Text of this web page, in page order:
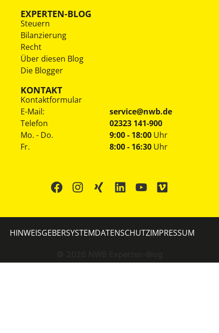
EXPERTEN-BLOG
Steuern
Bilanzierung
Recht
Über diesen Blog
Die Blogger
KONTAKT
Kontaktformular
E-Mail:
service@nwb.de
Telefon
02323 141-900
Mo. - Do.
Fr.
9:00 - 18:00 Uhr
8:00 - 16:30 Uhr
© 2026 NWB Experten-Blog
HINWEISGEBERSYSTEMDATENSCHUTZIMPRESSUM